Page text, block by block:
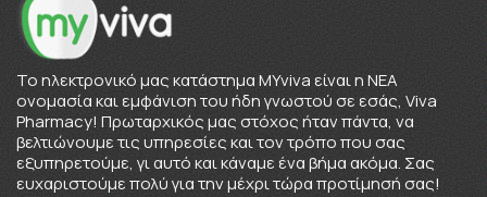
To ηλεκτρονικό μας κατάστημα MYviva είναι η ΝΕΑ
ονομασία και εμφάνιση του ήδη γνωστού σε εσάς, Viva
Pharmacy! Πρωταρχικός μας στόχος ήταν πάντα, να
βελτιώνουμε τις υπηρεσίες και τον τρόπο που σας
εξυπηρετούμε, γι αυτό και κάναμε ένα βήμα ακόμα. Σας
ευχαριστούμε πολύ για την μέχρι τώρα προτίμησή σας!